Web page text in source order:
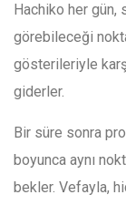
Hachiko her gün,
görebileceği
gösterileriyle
giderler.
Bir süre sonra
boyunca aynı
bekler. Vefayla,